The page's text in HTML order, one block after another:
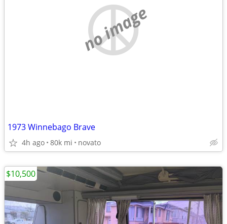
no image
1973 Winnebago Brave
4h ago 80k mi novato
$10,500